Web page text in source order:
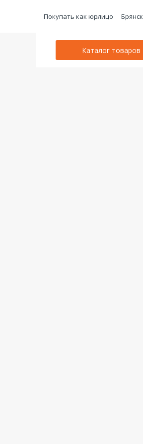
Покупать как юрлицо Брянск
Каталог товаров